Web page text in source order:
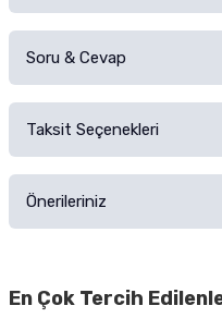
Ürünü
Soru & Cevap
Taksit Seçenekleri
Önerileriniz
iletebilirsiniz.
En Çok Tercih